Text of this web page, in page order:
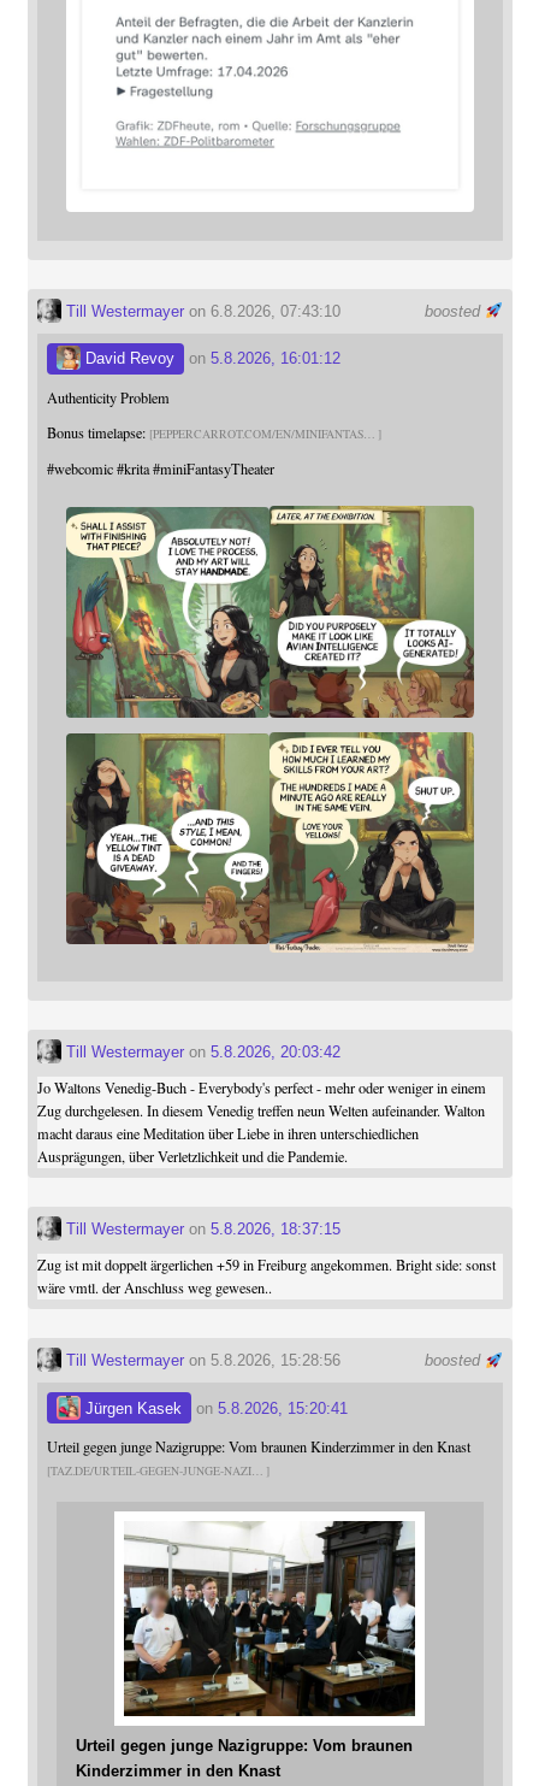
boosted
Till Westermayeron 6.8.2026, 07:43:10
David Revoy on 5.8.2026, 16:01:12
Authenticity Problem
Bonus timelapse: PEPPERCARROT.COM/EN/MINIFANTAS
#webcomic #krita #miniFantasyTheater
Till Westermayeron 5.8.2026, 20:03:42
Jo Waltons Venedig-Buch - Everybody's perfect - mehr oder weniger in einem
Zug durchgelesen. In diesem Venedig treffen neun Welten aufeinander. Walton
macht daraus eine Meditation über Liebe in ihren unterschiedlichen
Ausprägungen, über Verletzlichkeit und die Pandemie.
Till Westermayeron 5.8.2026, 18:37:15
Zug ist mit doppelt ärgerlichen +59 in Freiburg angekommen. Bright side: sonst
wäre vmtl. der Anschluss weg gewesen..
boosted
Till Westermayeron 5.8.2026, 15:28:56
Jürgen Kasek on 5.8.2026, 15:20:41
Urteil gegen junge Nazigruppe: Vom braunen Kinderzimmer in den Knast
TAZ.DE/URTEIL-GEGEN-JUNGE-NAZI
Urteil gegen junge Nazigruppe: Vom braunen
Kinderzimmer in den Knast